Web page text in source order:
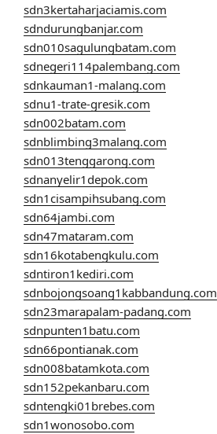
sdn3kertaharjaciamis.com
sdndurungbanjar.com
sdn010sagulungbatam.com
sdnegeri114palembang.com
sdnkauman1-malang.com
sdnu1-trate-gresik.com
sdn002batam.com
sdnblimbing3malang.com
sdn013tenggarong.com
sdnanyelir1depok.com
sdn1cisampihsubang.com
sdn64jambi.com
sdn47mataram.com
sdn16kotabengkulu.com
sdntiron1kediri.com
sdnbojongsoang1kabbandung.com
sdn23marapalam-padang.com
sdnpunten1batu.com
sdn66pontianak.com
sdn008batamkota.com
sdn152pekanbaru.com
sdntengki01brebes.com
sdn1wonosobo.com